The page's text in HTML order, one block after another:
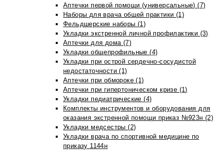
Аптечки первой помощи (универсальные) (7)
Наборы для врача общей практики (1)
Фельдшерские наборы (1)
Укладки экстренной личной профилактики (3)
Аптечки для дома (7)
Укладки общепрофильные (4)
Укладки при острой сердечно-сосудистой
недостаточности (1)
Аптечки при обмороке (1)
Аптечки при гипертоническом кризе (1)
Укладки педиатрические (4)
Комплекты инструментов и оборудования для
оказания экстренной помощи приказ №923н (2)
Укладки медсестры (2)
Укладки врача по спортивной медицине по
приказу 1144н